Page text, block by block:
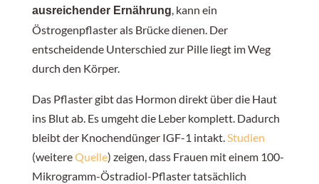
ausreichender Ernährung, kann ein
Östrogenpflaster als Brücke dienen. Der
entscheidende Unterschied zur Pille liegt im Weg
durch den Körper.
Das Pflaster gibt das Hormon direkt über die Haut
ins Blut ab. Es umgeht die Leber komplett. Dadurch
bleibt der Knochendünger IGF-1 intakt.Studien
(weitereQuelle) zeigen, dass Frauen mit einem 100-
Mikrogramm-Östradiol-Pflaster tatsächlich